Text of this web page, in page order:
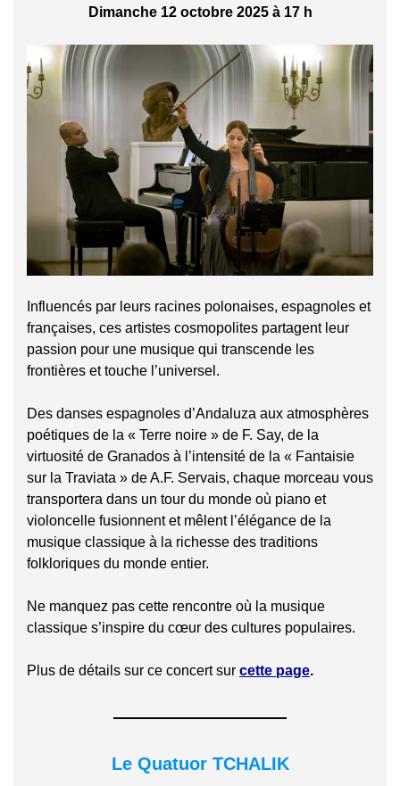
Dimanche 12 octobre 2025 à 17 h
Influencés par leurs racines polonaises, espagnoles et
françaises, ces artistes cosmopolites partagent leur
passion pour une musique qui transcende les
frontières et touche l’universel.
Des danses espagnoles d’Andaluza aux atmosphères
poétiques de la « Terre noire » de F. Say, de la
virtuosité de Granados à l’intensité de la « Fantaisie
sur la Traviata » de A.F. Servais, chaque morceau vous
transportera dans un tour du monde où piano et
violoncelle fusionnent et mêlent l’élégance de la
musique classique à la richesse des traditions
folkloriques du monde entier.
Ne manquez pas cette rencontre où la musique
classique s’inspire du cœur des cultures populaires.
Plus de détails sur ce concert sur cette page.
Le Quatuor TCHALIK